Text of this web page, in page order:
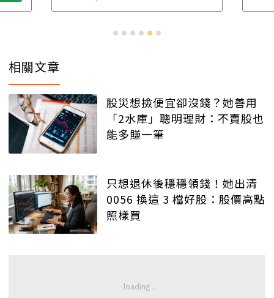
相關文章
股災想撿便宜卻沒錢？她善用
「2水庫」聰明理財：不賣股也
能多賺一筆
只想退休後穩穩領錢！她出清
0056 換這 3 檔好股：股價高點
照樣買